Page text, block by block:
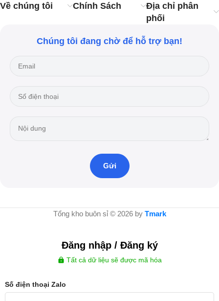
Về chúng tôi Chính Sách
Địa chỉ phân
phối
Chúng tôi đang chờ để hỗ trợ bạn!
Tổng kho buôn sỉ © 2026 by Tmark
Đăng nhập / Đăng ký
Tất cả dữ liệu sẽ được mã hóa
Số điện thoại Zalo